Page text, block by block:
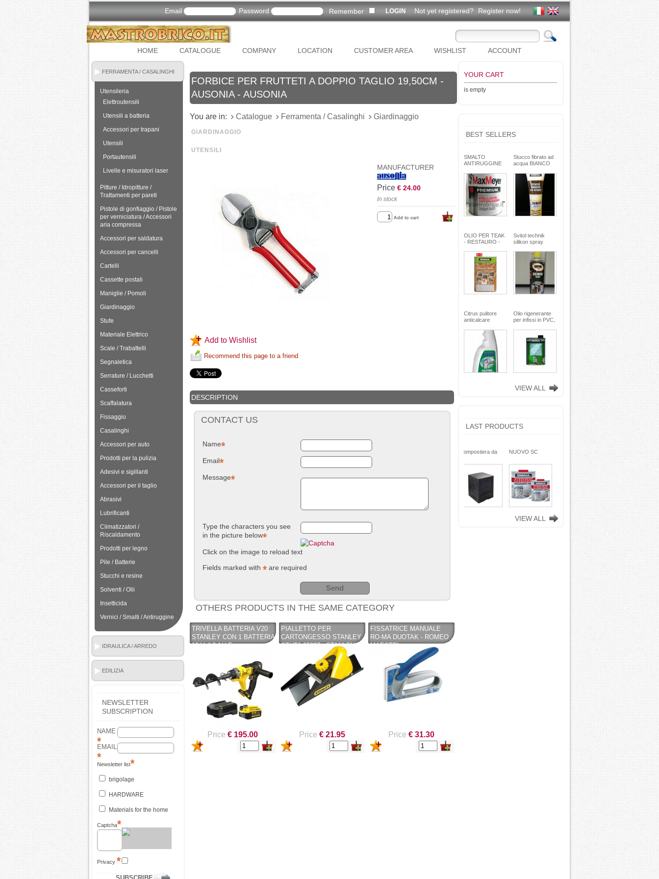
Email Password Remember Not yet registered? Register now!
HOME CATALOGUE COMPANY LOCATION CUSTOMER AREA WISHLIST ACCOUNT
FERRAMENTA / CASALINGHI
Utensileria
Elettroutensili
Utensili a batteria
Accessori per trapani
Utensili
Portautensili
Livelle e misuratori laser
Pitture / Idropitture /
Trattamenti per pareti
Pistole di gonfiaggio / Pistole
per verniciatura / Accessori
aria compressa
Accessori per saldatura
Accessori per cancelli
Cartelli
Cassette postali
Maniglie / Pomoli
Giardinaggio
Stufe
Materiale Elettrico
Scale / Trabattelli
Segnaletica
Serrature / Lucchetti
Casseforti
Scaffalatura
Fissaggio
Casalinghi
Accessori per auto
Prodotti per la pulizia
Adesivi e sigillanti
Accessori per il taglio
Abrasivi
Lubrificanti
Climatizzatori /
Riscaldamento
Prodotti per legno
Pile / Batterie
Stucchi e resine
Solventi / Olii
Insetticida
Vernici / Smalti / Antiruggine
IDRAULICA / ARREDO
BAGNO
EDILIZIA
NEWSLETTER
SUBSCRIPTION
NAME
EMAIL
Newsletter list
brigolage
HARDWARE
Materials for the home
Captcha
Privacy
FORBICE PER FRUTTETI A DOPPIO TAGLIO 19,50CM -
AUSONIA - AUSONIA
You are in: Catalogue Ferramenta / Casalinghi Giardinaggio
GIARDINAGGIO
UTENSILI
Add to Wishlist
Recommend this page to a friend
MANUFACTURER
Price € 24.00
In stock
Add to cart
DESCRIPTION
CONTACT US
Name
Email
Message
Type the characters you see
in the picture below
Click on the image to reload text
Fields marked with
are required
OTHERS PRODUCTS IN THE SAME CATEGORY
TRIVELLA BATTERIA V20
STANLEY CON 1 BATTERIA
18 V 4.0 AH E
Price € 195.00
PIALLETTO PER
CARTONGESSO STANLEY
STHT1-05937 - STANLEY
Price € 21.95
FISSATRICE MANUALE
RO-MA DUOTAK - ROMEO
MAESTRI
Price € 31.30
YOUR CART
is empty
BEST SELLERS
SMALTO
ANTIRUGGINE
gel - non cola -
Max Meyer
Stucco fibrato ad
acqua BIANCO
riempitivo non si
spacca -
TEKNICA
OLIO PER TEAK
- RESTAURO -
di oli pregiati -
MaxMeyer -
TEKNICA
Svitol technik
silikon spray
Citrus pulitore
anticalcare
con nebulizzatore
- faren industrie
chimiche spa
Olio rigenerante
per infissi in PVC,
TEKNICA -
TEKNICA
VIEW ALL
LAST PRODUCTS
NUOVO SC
REMOVER -
sverniciatore
pini (COPY) -
260 Lt. nero
NUOVO SC
sverniciatore
pini (COPY) -
Compostiera da
plastica riciclata
(polipropilene)
260 Lt. nero
TOOMAX
VIEW ALL